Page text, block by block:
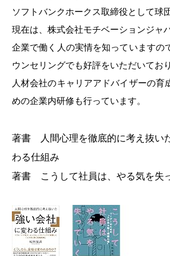
ソフトバンクホークス取締役として球
現在は、株式会社モチベーションジャ
企業で働く人の実情を知っていますの
ウンセリングでも好評をいただいてお
人材会社のキャリアアドバイザーの育
めの企業内研修も行っています。
著書
人間心理を徹底的に考え抜い
わる仕組み
著書
こうして社員は、やる気を失